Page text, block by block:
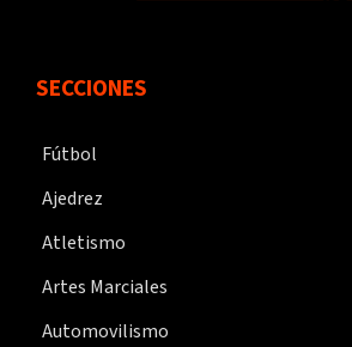
SECCIONES
Fútbol
Ajedrez
Atletismo
Artes Marciales
Automovilismo